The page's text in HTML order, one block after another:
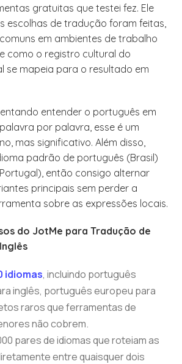
gratuitas que testei fez. Ele
escolhas de tradução foram feitas,
em ambientes de trabalho
como o registro cultural do
se mapeia para o resultado em
entender o português em
por palavra, esse é um
mas significativo. Além disso,
padrão de português (Brasil)
então consigo alternar
principais sem perder a
sobre as expressões locais.
do JotMe para Tradução de
idiomas, incluindo português
inglês, português europeu para
raros que ferramentas de
não cobrem.
pares de idiomas que roteiam as
entre quaisquer dois